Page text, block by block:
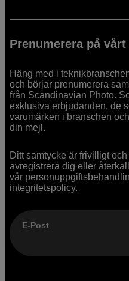
Prenumerera på
Häng med i
och börjar prenumerera
från Scandinavian Photo.
exklusiva erbjudanden, de
varumärken i branschen
din mejl.
Ditt samtycke är frivilligt
avregistrera dig eller
vår
integritetspolicy.
E-Post